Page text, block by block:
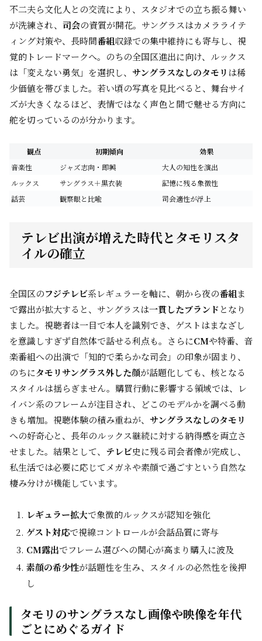
不二夫ら文化人との交流により、スタジオでの立ち振る舞い
が洗練され、 司会の資質が開花。サングラスはカメラライテ
ィング対策や、長時間番組収録での集中維持にも寄与し、視
覚的トレードマークへ。のちの全国区進出に向け、ルックス
は「変えない勇気」を選択し、 サングラスなしのタモリ は稀
少価値を帯びました。若い頃の写真を見比べると、舞台サイ
ズが大きくなるほど、表情ではなく声色と間で魅せる方向に
舵を切っているのが分かります。
観点 初期傾向
効果
音楽性
ジャズ志向・即興
大人の知性を演出
ルックス
サングラス＋黒衣装
記憶に残る象徴性
話芸
観察眼と比喩 司会適性が浮上
テレビ出演が増えた時代とタモリスタ
イルの確立
全国区のフジテレビ系レギュラーを軸に、朝から夜の番組ま
で露出が拡大すると、サングラスは一貫したブランド となり
ました。視聴者は一目で本人を識別でき、ゲストはまなざし
を意識しすぎず自然体で話せる利点も。さらにCMや特番、音
楽番組への出演で「知的で柔らかな司会」の印象が固まり、
のちにタモリサングラス外した顔が話題化しても、核となる
スタイルは揺らぎません。購買行動に影響する領域では、レ
イバン系のフレームが注目され、どこのモデルかを調べる動
きも増加。視聴体験の積み重ねが、 サングラスなしのタモリ
への好奇心と、長年のルックス継続に対する納得感を両立さ
せました。結果として、 テレビ史に残る司会者像が完成し、
私生活では必要に応じてメガネや素顔で過ごすという自然な
棲み分けが機能しています。
レギュラー拡大で象徴的ルックスが認知を強化
ゲスト対応で視線コントロールが会話品質に寄与
CM露出でフレーム選びへの関心が高まり購入に波及
素顔の希少性が話題性を生み、スタイルの必然性を後押
し
タモリのサングラスなし画像や映像を年代
ごとにめぐるガイド